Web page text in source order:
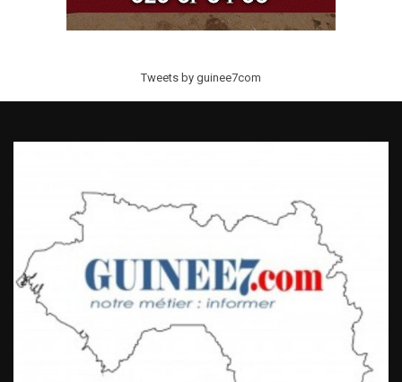
Tweets by guinee7com